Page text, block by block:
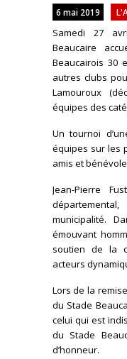
6 mai 2019
Samedi 27
Beaucaire
Beaucairois 30
autres clubs
Lamouroux
équipes des
Un tournoi
équipes sur les
amis et
Jean-Pierre
municipalité.
émouvant
soutien de la
acteurs
Lors de la
du Stade
celui qui est
du Stade
d’honneur.